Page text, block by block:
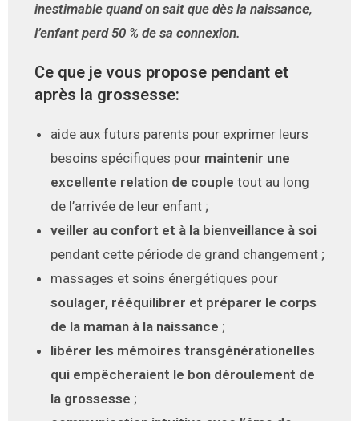
inestimable quand on sait que dès la naissance,
l’enfant perd 50 % de sa connexion.
Ce que je vous propose pendant et
après la grossesse:
aide aux futurs parents pour exprimer leurs
besoins spécifiques pour maintenir une
excellente relation de couple tout au long
de l’arrivée de leur enfant ;
veiller au confort et à la bienveillance à soi
pendant cette période de grand changement ;
massages et soins énergétiques pour
soulager, rééquilibrer et préparer le corps
de la maman à la naissance ;
libérer les mémoires transgénérationelles
qui empêcheraient le bon déroulement de
la grossesse ;